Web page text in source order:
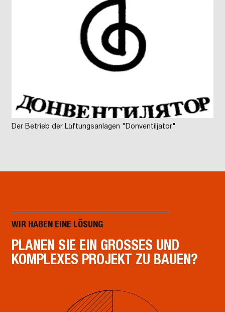
Der Betrieb der Lüftungsanlagen "Donventiljator"
WIR HABEN EINE LÖSUNG
PLANEN SIE EIN GROSSES UND K
OMPLEXES PROJEKT ZU BAUEN?